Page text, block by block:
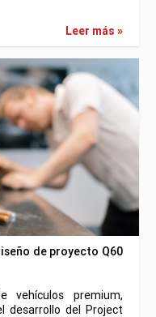
Leer más »
de proyecto Q60
vehículos premium,
desarrollo del Project